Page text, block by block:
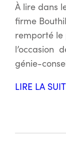
À lire dans
firme
remporté le
l’occasion
génie-
LIRE LA